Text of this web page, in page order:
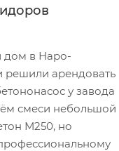
дом в Наро-
арендовать
у завода
смеси небольшой
М250, но